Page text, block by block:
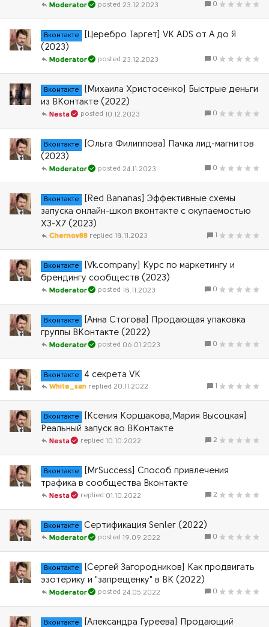
0
23.12.2023
Moderator
Вконтакте
[Церебро Таргет] VK ADS от А до Я
(2023)
0
23.12.2023
Moderator
Вконтакте
[Михаила Христосенко] Быстрые деньги
из ВКонтакте (2022)
0
10.12.2023
Nesta
Вконтакте
[Ольга Филиппова] Пачка лид-магнитов
(2023)
0
24.11.2023
Moderator
Вконтакте
[Red Bananas] Эффективные схемы
запуска онлайн-школ вконтакте с окупаемостью
Х3-Х7 (2023)
1
18.11.2023
Chernov88
Вконтакте
[Vk.company] Курс по маркетингу и
брендингу сообществ (2023)
0
18.11.2023
Moderator
Вконтакте
[Анна Стогова] Продающая упаковка
группы ВКонтакте (2022)
0
06.01.2023
Moderator
Вконтакте 4 секретa VK
1
20.11.2022
White_san
Вконтакте
[Ксения Коршакова,Мария Высоцкая]
Реальный запуск во ВКонтакте
2
10.10.2022
Nesta
Вконтакте
[MrSuccess] Способ привлечения
трафика в сообщества Вконтакте
2
01.10.2022
Nesta
Вконтакте Сертификация Senler (2022)
0
19.09.2022
Moderator
Вконтакте
[Сергей Загородников] Как продвигать
эзотерику и "запрещенку" в ВК (2022)
0
24.05.2022
Moderator
Вконтакте [Александра Гуреева] Продающий